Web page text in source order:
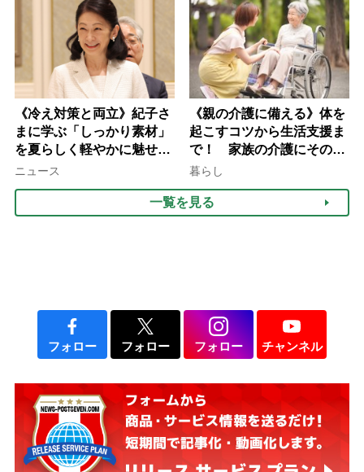
みよう」【社会福祉士解
説】
《冷え対策と両立》紀子さ
まに学ぶ「しっかり素材」
を夏らしく軽やかに魅せる
3つの着こなし法則
ニュース
《親の介護に備える》体を
起こすコツから生活支援ま
で！ 家族の介護にそのま
ま活かせる2つの資格
暮らし
一覧を見る
フォロー フォロー フォロー チャンネル